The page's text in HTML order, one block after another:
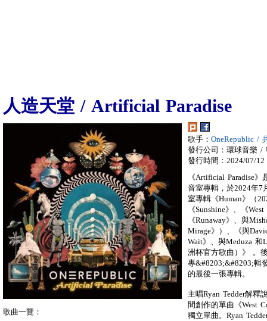
人造天堂 / Artificial Paradise
歌手： OneRepublic /
發行公司：環球音樂 /
發行時間：2024/07/12
《Artificial Paradise
音室專輯，於2024年7
室專輯《Human》（
《Sunshine》、《
《Runaway》、與
Mirage》）、《與
Wait》、與Meduza 和
洲杯官方歌曲）》 。
專&#8203;&#8203;輯
的最後一張專輯。
主唱Ryan Tedder解釋
間創作的單曲《West
獨立單曲。Ryan
歌曲一覽：